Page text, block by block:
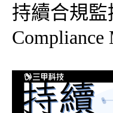
持續合規監